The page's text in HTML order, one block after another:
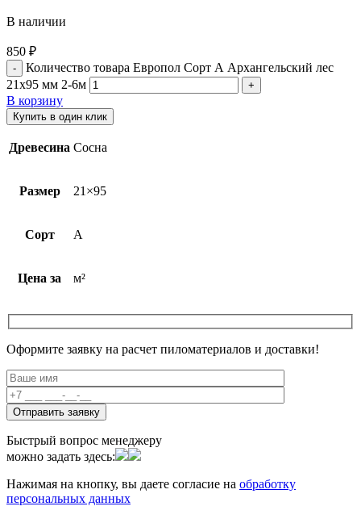
В наличии
850 ₽
Количество товара Европол Cорт А Архангельский лес
21х95 мм 2-6м
В корзину
Купить в один клик
Древесина Сосна
Размер 21×95
Сорт A
Цена за м²
Оформите заявку на расчет пиломатериалов и доставки!
Быстрый вопрос менеджеру
можно задать здесь:
Нажимая на кнопку, вы даете согласие на обработку
персональных данных